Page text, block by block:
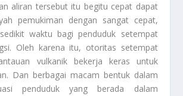
aliran tersebut itu begitu cepat dapat
pemukiman dengan sangat cepat,
waktu bagi penduduk setempat
Oleh karena itu, otoritas setempat
vulkanik bekerja keras untuk
Dan berbagai macam bentuk dalam
penduduk yang berada dalam